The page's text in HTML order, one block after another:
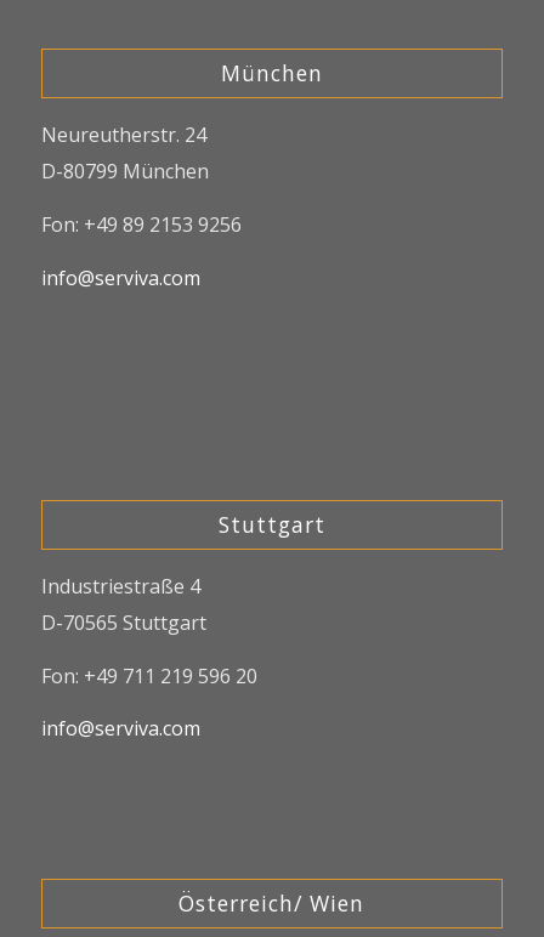
München
Neureutherstr. 24
D-80799 München
Fon: +49 89 2153 9256
info@serviva.com
Stuttgart
Industriestraße 4
D-70565 Stuttgart
Fon: +49 711 219 596 20
info@serviva.com
Österreich/ Wien